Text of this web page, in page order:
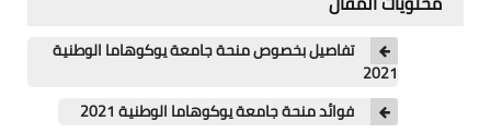
الوظيفة
إعلاميات
تفاصيل بخصوص منحة جامعة يوكوهاما الوطنية
2021
فوائد منحة جامعة يوكوهاما الوطنية 2021